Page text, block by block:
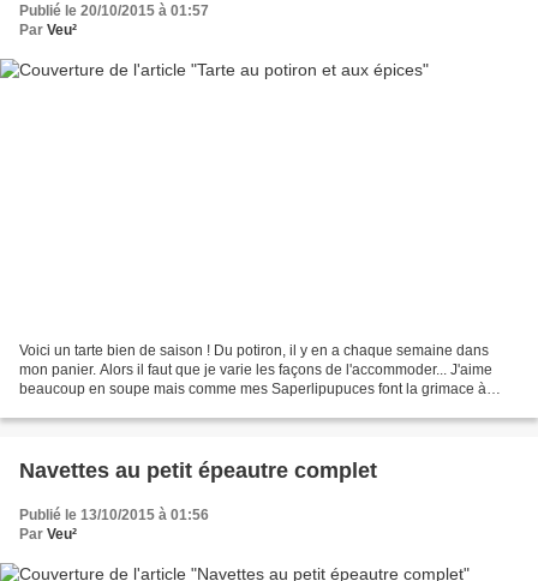
Publié le 20/10/2015 à 01:57
Par Veu²
Voici un tarte bien de saison ! Du potiron, il y en a chaque semaine dans
mon panier. Alors il faut que je varie les façons de l'accommoder... J'aime
beaucoup en soupe mais comme mes Saperlipupuces font la grimace à
Navettes au petit épeautre complet
Publié le 13/10/2015 à 01:56
Par Veu²